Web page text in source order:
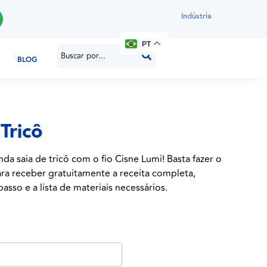
Indústria
BLOG
PT
saia de tricô com o fio Cisne Lumi! Basta fazer o
receber gratuitamente a receita completa,
e a lista de materiais necessários.